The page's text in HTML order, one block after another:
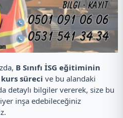
B Sınıfı İSG eğitiminin
kurs süreci ve bu alandaki
detaylı bilgiler vererek, size bu
inşa edebileceğiniz